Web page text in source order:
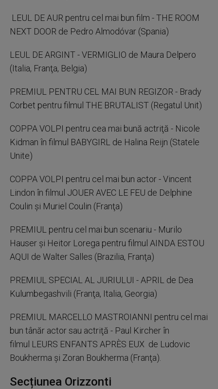
LEUL DE AUR pentru cel mai bun film - THE ROOM
NEXT DOOR de Pedro Almodóvar (Spania)
LEUL DE ARGINT - VERMIGLIO de Maura Delpero
(Italia, Franţa, Belgia)
PREMIUL PENTRU CEL MAI BUN REGIZOR - Brady
Corbet pentru filmul THE BRUTALIST (Regatul Unit)
COPPA VOLPI pentru cea mai bună actriţă - Nicole
Kidman în filmul BABYGIRL de Halina Reijn (Statele
Unite)
COPPA VOLPI pentru cel mai bun actor - Vincent
Lindon în filmul JOUER AVEC LE FEU de Delphine
Coulin şi Muriel Coulin (Franţa)
PREMIUL pentru cel mai bun scenariu - Murilo
Hauser şi Heitor Lorega pentru filmul AINDA ESTOU
AQUI de Walter Salles (Brazilia, Franţa)
PREMIUL SPECIAL AL JURIULUI - APRIL de Dea
Kulumbegashvili (Franţa, Italia, Georgia)
PREMIUL MARCELLO MASTROIANNI pentru cel mai
bun tânăr actor sau actriţă - Paul Kircher în
filmul LEURS ENFANTS APRÈS EUX de Ludovic
Boukherma şi Zoran Boukherma (Franţa).
Secțiunea Orizzonti